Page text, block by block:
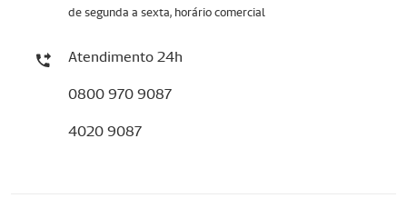
de segunda a sexta, horário comercial
Atendimento 24h
0800 970 9087
4020 9087